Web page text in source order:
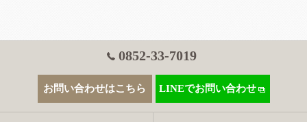
0852-33-7019
お問い合わせはこちら LINEでお問い合わせ